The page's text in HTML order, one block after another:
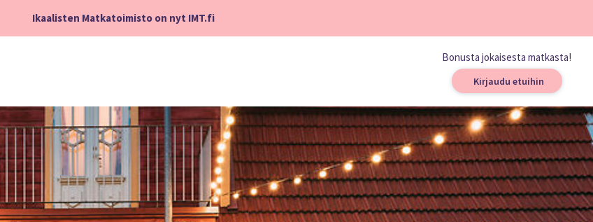
Ikaalisten Matkatoimisto on nyt IMT.fi
Bonusta jokaisesta matkasta!
Kirjaudu etuihin